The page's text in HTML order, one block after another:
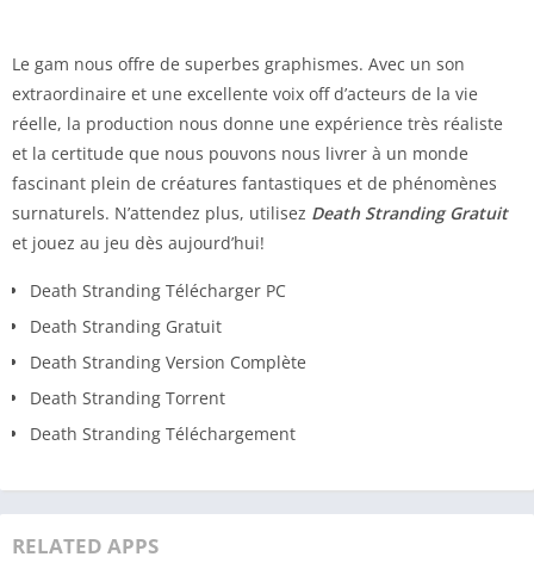
Le gam nous offre de superbes graphismes. Avec un son
extraordinaire et une excellente voix off d’acteurs de la vie
réelle, la production nous donne une expérience très réaliste
et la certitude que nous pouvons nous livrer à un monde
fascinant plein de créatures fantastiques et de phénomènes
surnaturels. N’attendez plus, utilisez Death Stranding Gratuit
et jouez au jeu dès aujourd’hui!
Death Stranding Télécharger PC
Death Stranding Gratuit
Death Stranding Version Complète
Death Stranding Torrent
Death Stranding Téléchargement
RELATED APPS